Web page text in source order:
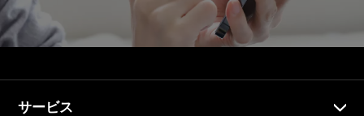
サービス